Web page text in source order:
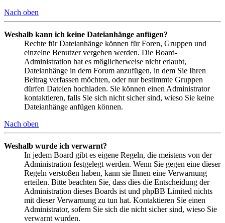
Nach oben
Weshalb kann ich keine Dateianhänge anfügen?
Rechte für Dateianhänge können für Foren, Gruppen und
einzelne Benutzer vergeben werden. Die Board-
Administration hat es möglicherweise nicht erlaubt,
Dateianhänge in dem Forum anzufügen, in dem Sie Ihren
Beitrag verfassen möchten, oder nur bestimmte Gruppen
dürfen Dateien hochladen. Sie können einen Administrator
kontaktieren, falls Sie sich nicht sicher sind, wieso Sie keine
Dateianhänge anfügen können.
Nach oben
Weshalb wurde ich verwarnt?
In jedem Board gibt es eigene Regeln, die meistens von der
Administration festgelegt werden. Wenn Sie gegen eine dieser
Regeln verstoßen haben, kann sie Ihnen eine Verwarnung
erteilen. Bitte beachten Sie, dass dies die Entscheidung der
Administration dieses Boards ist und phpBB Limited nichts
mit dieser Verwarnung zu tun hat. Kontaktieren Sie einen
Administrator, sofern Sie sich die nicht sicher sind, wieso Sie
verwarnt wurden.